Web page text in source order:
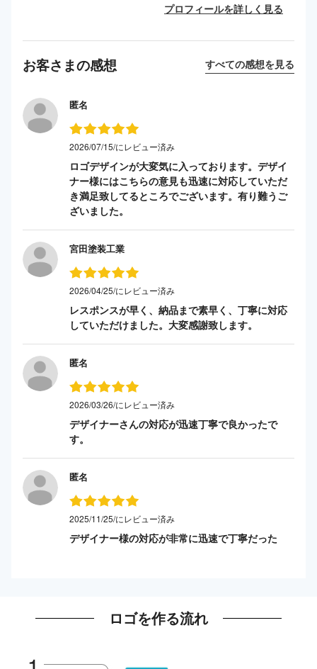
プロフィールを詳しく見る
お客さまの感想 すべての感想を見る
匿名
2026/07/15/にレビュー済み
ロゴデザインが大変気に入っております。デザイ
ナー様にはこちらの意見も迅速に対応していただ
き満足致してるところでございます。有り難うご
ざいました。
宮田塗装工業
2026/04/25/にレビュー済み
レスポンスが早く、納品まで素早く、丁寧に対応
していただけました。大変感謝致します。
匿名
2026/03/26/にレビュー済み
デザイナーさんの対応が迅速丁寧で良かったで
す。
匿名
2025/11/25/にレビュー済み
デザイナー様の対応が非常に迅速で丁寧だった
ロゴを作る流れ